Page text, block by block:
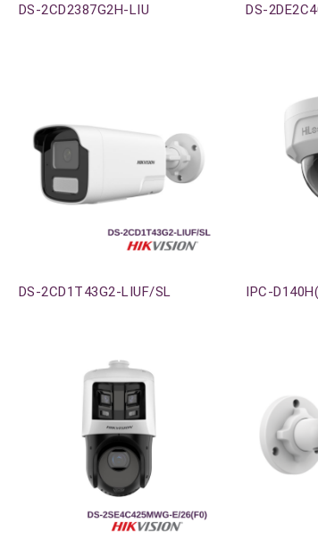
DS-2CD2387G2H-LIU DS-
DS-2CD1T43G2-LIUF/SL IPC-